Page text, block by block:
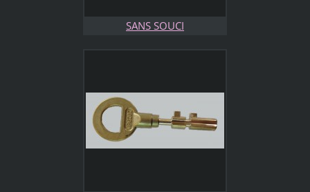
SANS SOUCI